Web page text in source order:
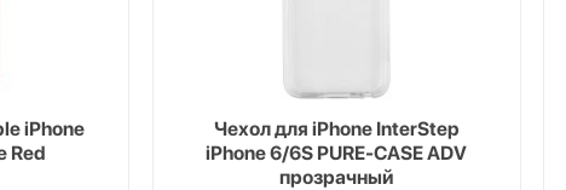
iPhone
Red
Чехол для iPhone InterStep
iPhone 6/6S PURE-CASE ADV
прозрачный